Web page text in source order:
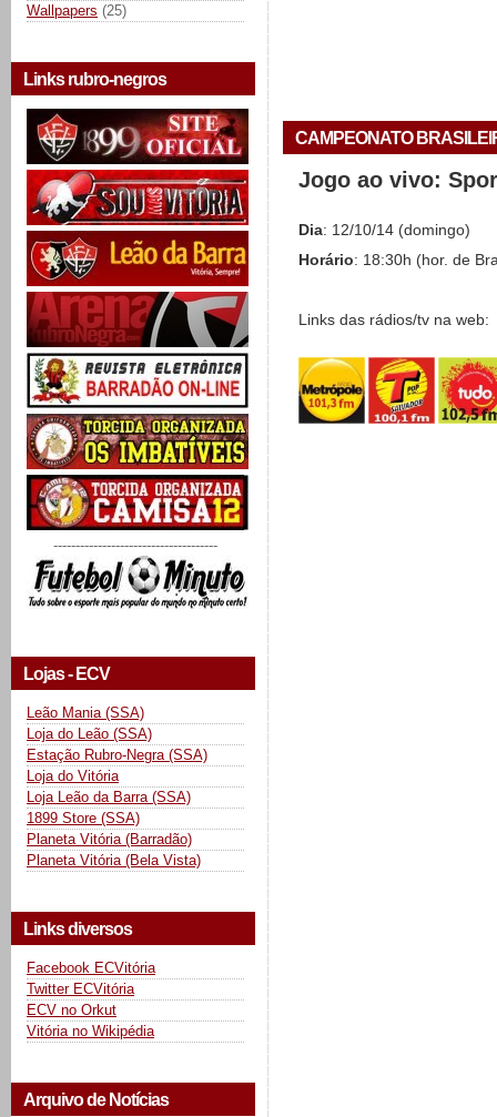
Wallpapers (25)
Links rubro-negros
-------------------------------------
Lojas - ECV
Leão Mania (SSA)
Loja do Leão (SSA)
Estação Rubro-Negra (SSA)
Loja do Vitória
Loja Leão da Barra (SSA)
1899 Store (SSA)
Planeta Vitória (Barradão)
Planeta Vitória (Bela Vista)
Links diversos
Facebook ECVitória
Twitter ECVitória
ECV no Orkut
Vitória no Wikipédia
Arquivo de Notícias
CAMPEONATO
Jogo ao vivo:
Dia: 12/10/14 (domingo)
Horário: 18:30h (hor. de
Links das rádios/tv na web: